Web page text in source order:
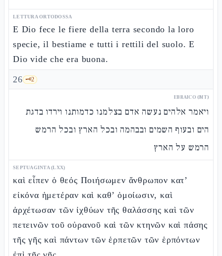
LETTURA ORTODOSSA
E Dio fece le fiere della terra secondo la loro
specie, il bestiame e tutti i rettili del suolo. E
Dio vide che era buona.
26 🗝️2
EBRAICO (MT)
ויאמר אלהים נעשה אדם בצלמנו כדמותנו וירדו בדגת
הים ובעוף השמים ובבהמה ובכל הארץ ובכל הרמש
הרמש על הארץ
SEPTUAGINTA (LXX)
καὶ εἶπεν ὁ θεός Ποιήσωμεν ἄνθρωπον κατ’
εἰκόνα ἡμετέραν καὶ καθ’ ὁμοίωσιν, καὶ
ἀρχέτωσαν τῶν ἰχθύων τῆς θαλάσσης καὶ τῶν
πετεινῶν τοῦ οὐρανοῦ καὶ τῶν κτηνῶν καὶ πάσης
τῆς γῆς καὶ πάντων τῶν ἑρπετῶν τῶν ἑρπόντων